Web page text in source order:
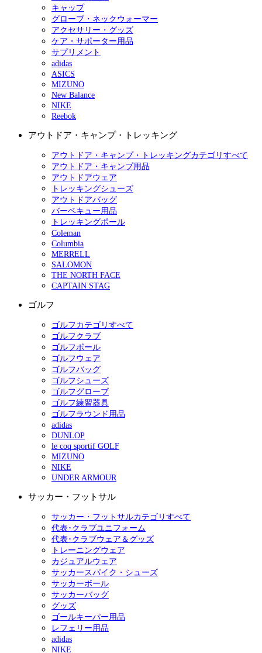
キャップ
グローブ・ネックウォーマー
アクセサリー・グッズ
ケア・サポーター用品
サプリメント
adidas
ASICS
MIZUNO
New Balance
NIKE
Reebok
アウトドア・キャンプ・トレッキング
アウトドア・キャンプ・トレッキングカテゴリすべて
アウトドア・キャンプ用品
アウトドアウェア
トレッキングシューズ
アウトドアバッグ
バーベキュー用品
トレッキングポール
Coleman
Columbia
MERRELL
SALOMON
THE NORTH FACE
CAPTAIN STAG
ゴルフ
ゴルフカテゴリすべて
ゴルフクラブ
ゴルフボール
ゴルフウェア
ゴルフバッグ
ゴルフシューズ
ゴルフグローブ
ゴルフ練習器具
ゴルフラウンド用品
adidas
DUNLOP
le coq sportif GOLF
MIZUNO
NIKE
UNDER ARMOUR
サッカー・フットサル
サッカー・フットサルカテゴリすべて
代表･クラブユニフォーム
代表･クラブウェア＆グッズ
トレーニングウェア
カジュアルウェア
サッカースパイク・シューズ
サッカーボール
サッカーバッグ
グッズ
ゴールキーパー用品
レフェリー用品
adidas
NIKE